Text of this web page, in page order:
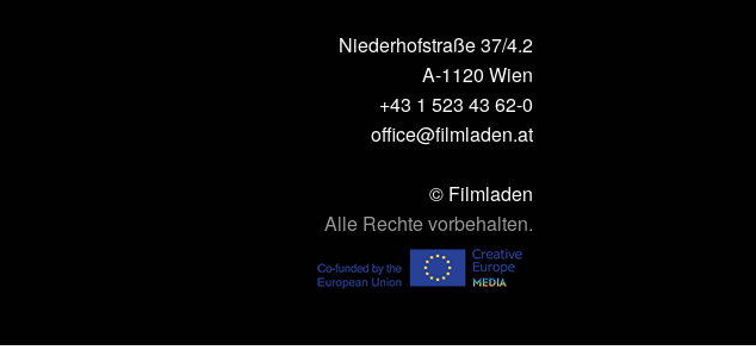
Niederhofstraße 37/4.2
A-1120 Wien
+43 1 523 43 62-0
office@filmladen.at
© Filmladen
Alle Rechte vorbehalten.